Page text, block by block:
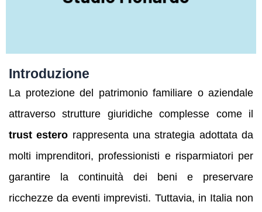
Introduzione
La protezione del patrimonio familiare o aziendale
attraverso strutture giuridiche complesse come il
trust estero rappresenta una strategia adottata da
molti imprenditori, professionisti e risparmiatori per
garantire la continuità dei beni e preservare
ricchezze da eventi imprevisti. Tuttavia, in Italia non